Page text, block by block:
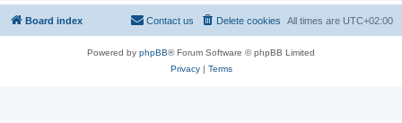
Board index All times are UTC+02:00
Delete cookies
Contact us
Powered by phpBB® Forum Software © phpBB Limited
Privacy| Terms